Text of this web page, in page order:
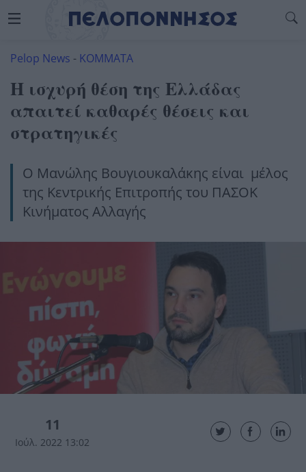
Pelop News - ΚΟΜΜΑΤΑ
Η ισχυρή θέση της Ελλάδας
απαιτεί καθαρές θέσεις και
στρατηγικές
Ο Μανώλης Βουγιουκαλάκης είναι μέλος
της Κεντρικής Επιτροπής του ΠΑΣΟΚ
Κινήματος Αλλαγής
11
Ιούλ. 2022 13:02